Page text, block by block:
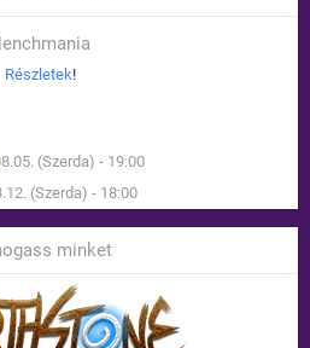
Részletek!
(Szerda) - 19:00
(Szerda) - 18:00
minket